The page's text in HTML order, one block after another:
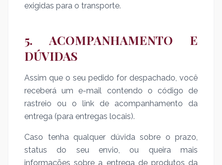
exigidas para o transporte.
5. ACOMPANHAMENTO E
DÚVIDAS
Assim que o seu pedido for despachado, você
receberá um e-mail contendo o código de
rastreio ou o link de acompanhamento da
entrega (para entregas locais).
Caso tenha qualquer dúvida sobre o prazo,
status do seu envio, ou queira mais
informações sobre a entrega de produtos da